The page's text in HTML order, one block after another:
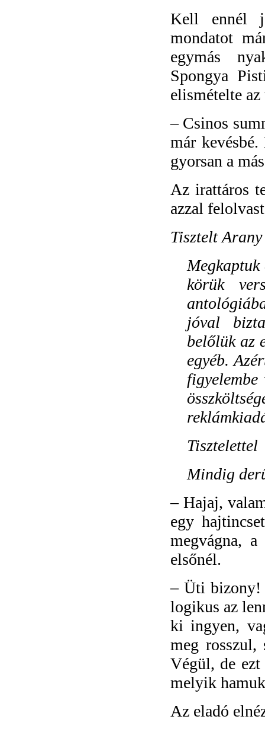
Kell ennél
mondatot
egymás
Spongya
elismételte
– Csinos
már
gyorsan a
Az irattáros
azzal
Tisztelt Arany
körük
jóval
belőlük az
egyéb.
Tisztelettel
Mindig
– Hajaj,
egy
megvágna,
elsőnél.
–Üti bizony!
logikus az
ki ingyen,
meg rosszul,
Végül, de
melyik
Az eladó